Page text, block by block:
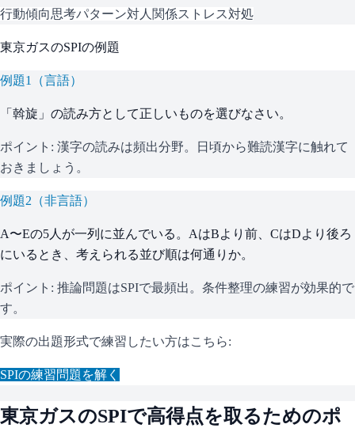
行動傾向思考パターン対人関係ストレス対処
東京ガスのSPIの例題
例題1 （言語）
「斡旋」の読み方として正しいものを選びなさい。
ポイント: 漢字の読みは頻出分野。日頃から難読漢字に触れて
おきましょう。
例題2 （非言語）
A〜Eの5人が一列に並んでいる。AはBより前、CはDより後ろ
にいるとき、考えられる並び順は何通りか。
ポイント: 推論問題はSPIで最頻出。条件整理の練習が効果的で
す。
実際の出題形式で練習したい方はこちら:
SPIの練習問題を解く
東京ガスのSPIで高得点を取るためのポ